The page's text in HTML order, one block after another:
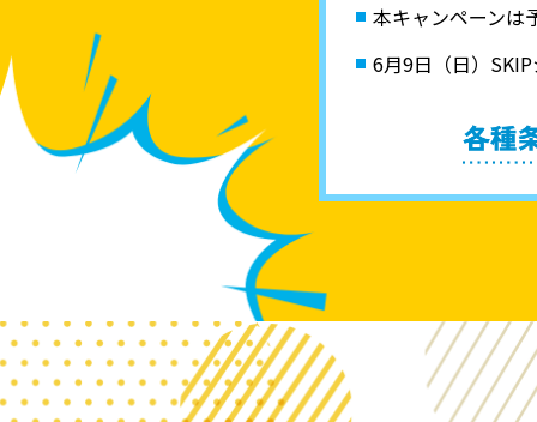
本キャンペーンは
6月9日（日）